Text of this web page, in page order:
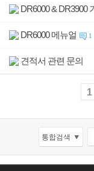
DR6000 & DR3900
DR6000 메뉴얼 1
견적서 관련 문의
1